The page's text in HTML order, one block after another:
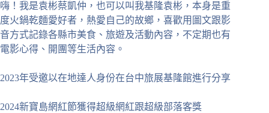
嗨！我是袁彬蔡凱仲，也可以叫我基隆袁彬，本身是重
度火鍋乾麵愛好者，熱愛自己的故鄉，喜歡用圖文跟影
音方式記錄各縣市美食、旅遊及活動內容，不定期也有
電影心得、開團等生活內容。
2023年受邀以在地達人身份在台中旅展基隆館進行分享
2024新寶島網紅節獲得超級網紅跟超級部落客獎